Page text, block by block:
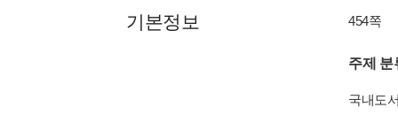
기본정보 454쪽
주제 분
국내도